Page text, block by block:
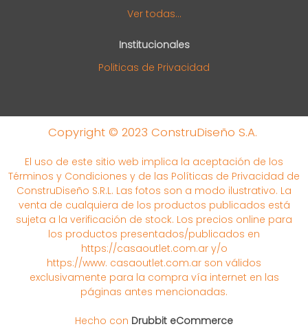
Ver todas...
Institucionales
Politicas de Privacidad
Copyright © 2023 ConstruDiseño S.A.
El uso de este sitio web implica la aceptación de los
Términos y Condiciones y de las Políticas de Privacidad de
ConstruDiseño S.R.L. Las fotos son a modo ilustrativo. La
venta de cualquiera de los productos publicados está
sujeta a la verificación de stock. Los precios online para
los productos presentados/publicados en
https://casaoutlet.com.ar y/o
https://www. casaoutlet.com.ar son válidos
exclusivamente para la compra vía internet en las
páginas antes mencionadas.
Hecho con Drubbit eCommerce